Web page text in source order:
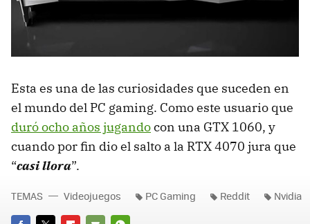
Esta es una de las curiosidades que suceden en
el mundo del PC gaming. Como este usuario que
duró ocho años jugandocon una GTX 1060, y
cuando por fin dio el salto a la RTX 4070 jura que
“casi llora”.
TEMAS Videojuegos PC Gaming Reddit Nvidia